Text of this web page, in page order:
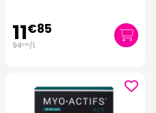
11€85
94€80/l.